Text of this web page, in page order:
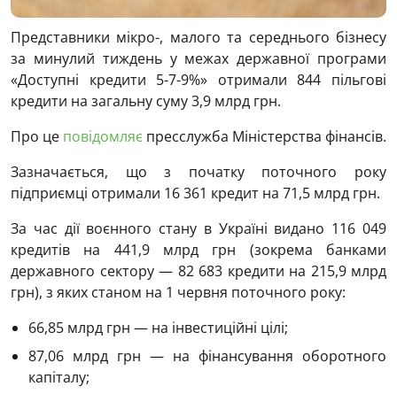
Представники мікро-, малого та середнього бізнесу
за минулий тиждень у межах державної програми
«Доступні кредити 5-7-9%» отримали 844 пільгові
кредити на загальну суму 3,9 млрд грн.
Про це повідомляє пресслужба Міністерства фінансів.
Зазначається, що з початку поточного року
підприємці отримали 16 361 кредит на 71,5 млрд грн.
За час дії воєнного стану в Україні видано 116 049
кредитів на 441,9 млрд грн (зокрема банками
державного сектору — 82 683 кредити на 215,9 млрд
грн), з яких станом на 1 червня поточного року:
66,85 млрд грн — на інвестиційні цілі;
87,06 млрд грн — на фінансування оборотного
капіталу;